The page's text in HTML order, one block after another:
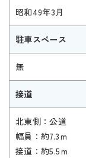
昭和49年3月
駐車スペース
無
接道
北東側：公道
幅員：約7.3ｍ
接道：約5.5ｍ